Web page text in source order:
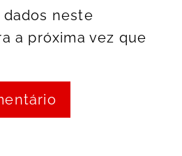
dados neste
a próxima vez que